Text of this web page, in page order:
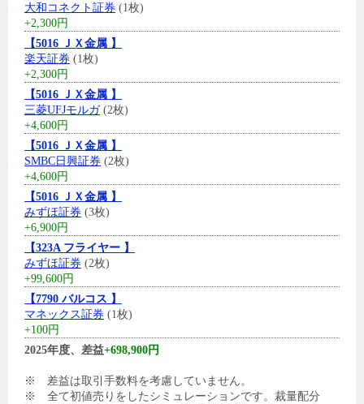
大和コネクト証券 (1枚)
+2,300円
【5016 ＪＸ金属 】
楽天証券 (1枚)
+2,300円
【5016 ＪＸ金属 】
三菱UFJモルガ(2枚)
+4,600円
【5016 ＪＸ金属 】
SMBC日興証券 (2枚)
+4,600円
【5016 ＪＸ金属 】
みずほ証券 (3枚)
+6,900円
【323A フライヤー 】
みずほ証券 (2枚)
+99,600円
【7790 バルコス 】
マネックス証券 (1枚)
+100円
2025年度、差益+698,900円
※ 差益は取引手数料を考慮していません。
※ 全て初値売りをしたシミュレーションです。裁量配分